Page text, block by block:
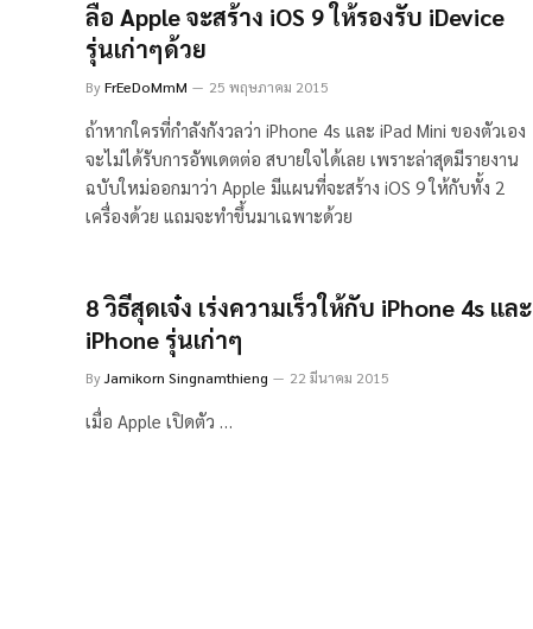
ลือ Apple จะสร้าง iOS 9 ให้รองรับ iDevice
รุ่นเก่าๆด้วย
ByFrEeDoMmM 25 พฤษภาคม 2015
ถ้าหากใครที่กำลังกังวลว่า iPhone 4s และ iPad Mini ของตัวเอง
จะไม่ได้รับการอัพเดตต่อ สบายใจได้เลย เพราะล่าสุดมีรายงาน
ฉบับใหม่ออกมาว่า Apple มีแผนที่จะสร้าง iOS 9 ให้กับทั้ง 2
เครื่องด้วย แถมจะทำขึ้นมาเฉพาะด้วย
8 วิธีสุดเจ๋ง เร่งความเร็วให้กับ iPhone 4s และ
iPhone รุ่นเก่าๆ
ByJamikorn Singnamthieng 22 มีนาคม 2015
เมื่อ Apple เปิดตัว …